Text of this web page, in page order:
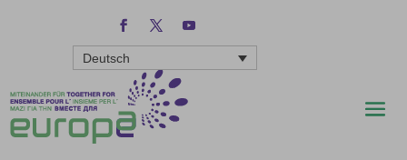
Deutsch